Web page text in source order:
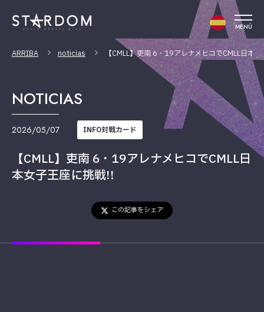
MENÚ
ARRIBA noticias 【CMLL】吏南 6・19アレナメヒコでCMLL日本
NOTICIAS
2026/05/07 INFO対戦カード
【CMLL】吏南 6・19アレナメヒコでCMLL日
本女子王座に挑戦!!
この記事をシェア